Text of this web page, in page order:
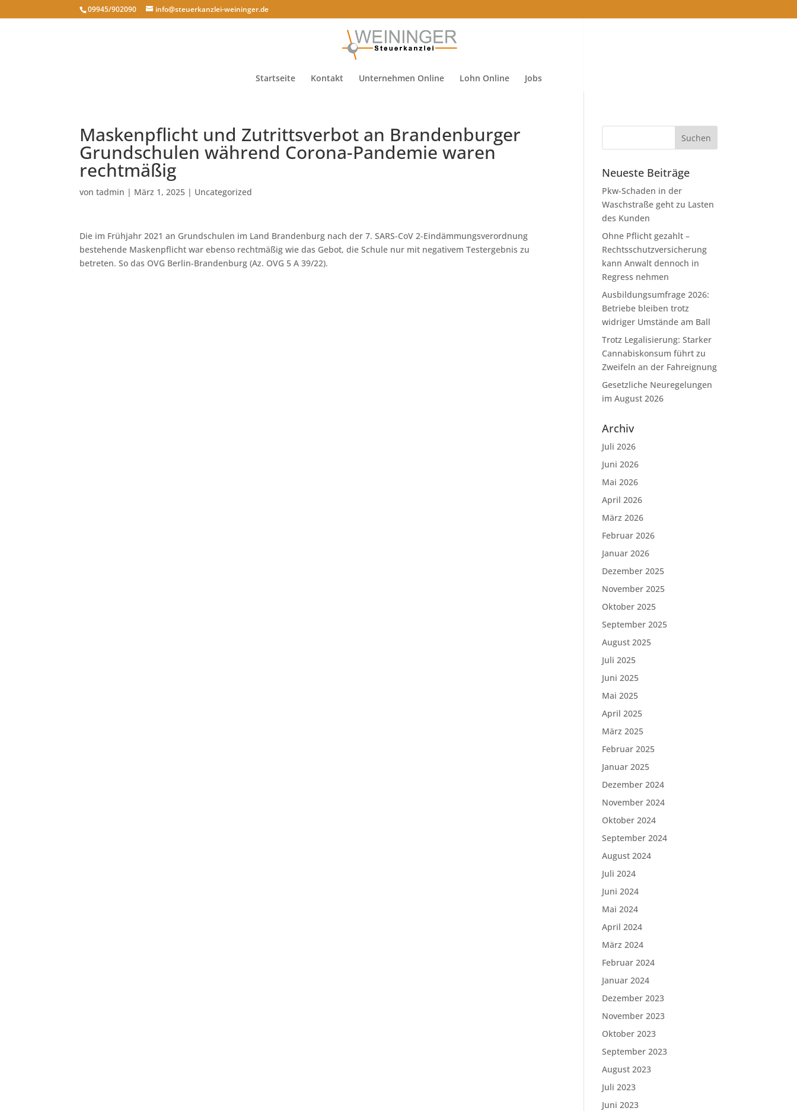
09945/902090 info@steuerkanzlei-weininger.de
Startseite Kontakt Unternehmen Online Lohn Online Jobs
Maskenpflicht und Zutrittsverbot an Brandenburger
Grundschulen während Corona-Pandemie waren
rechtmäßig
vontadmin | März 1, 2025 | Uncategorized
Die im Frühjahr 2021 an Grundschulen im Land Brandenburg nach der 7. SARS-CoV 2-Eindämmungsverordnung
bestehende Maskenpflicht war ebenso rechtmäßig wie das Gebot, die Schule nur mit negativem Testergebnis zu
betreten. So das OVG Berlin-Brandenburg (Az. OVG 5 A 39/22).
Neueste Beiträge
Pkw-Schaden in der
Waschstraße geht zu Lasten
des Kunden
Ohne Pflicht gezahlt –
Rechtsschutzversicherung
kann Anwalt dennoch in
Regress nehmen
Ausbildungsumfrage 2026:
Betriebe bleiben trotz
widriger Umstände am Ball
Trotz Legalisierung: Starker
Cannabiskonsum führt zu
Zweifeln an der Fahreignung
Gesetzliche Neuregelungen
im August 2026
Archiv
Juli 2026
Juni 2026
Mai 2026
April 2026
März 2026
Februar 2026
Januar 2026
Dezember 2025
November 2025
Oktober 2025
September 2025
August 2025
Juli 2025
Juni 2025
Mai 2025
April 2025
März 2025
Februar 2025
Januar 2025
Dezember 2024
November 2024
Oktober 2024
September 2024
August 2024
Juli 2024
Juni 2024
Mai 2024
April 2024
März 2024
Februar 2024
Januar 2024
Dezember 2023
November 2023
Oktober 2023
September 2023
August 2023
Juli 2023
Juni 2023